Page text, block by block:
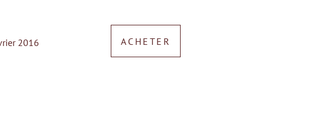
2016
ACHETER